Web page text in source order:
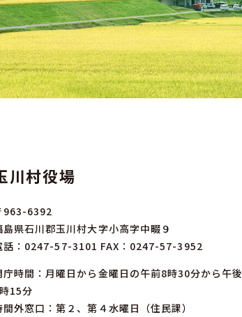
川村役場
963-6392
島県石川郡玉川村大字小高字中畷９
話： 0247-57-3101 FAX：0247-57-3952
庁時間：月曜日から金曜日の午前8時30分から午後
15分
間外窓口：第２、第４水曜日（住民課）